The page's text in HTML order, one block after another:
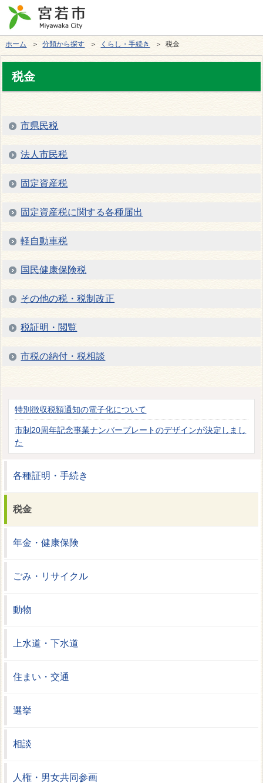
ホーム ＞分類から探す ＞ くらし・手続き ＞ 税金
税金
市県民税
法人市民税
固定資産税
固定資産税に関する各種届出
軽自動車税
国民健康保険税
その他の税・税制改正
税証明・閲覧
市税の納付・税相談
特別徴収税額通知の電子化について
市制20周年記念事業ナンバープレートのデザインが決定しまし
た
各種証明・手続き
税金
年金・健康保険
ごみ・リサイクル
動物
上水道・下水道
住まい・交通
選挙
相談
人権・男女共同参画